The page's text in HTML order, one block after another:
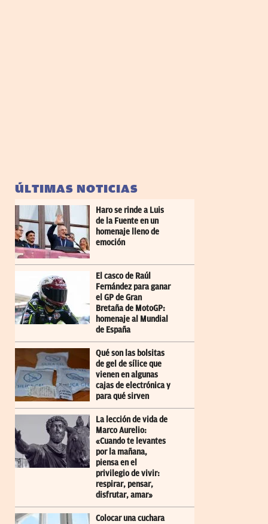
ÚLTIMAS NOTICIAS
Haro se rinde a Luis
de la Fuente en un
homenaje lleno de
emoción
El casco de Raúl
Fernández para ganar
el GP de Gran
Bretaña de MotoGP:
homenaje al Mundial
de España
Qué son las bolsitas
de gel de sílice que
vienen en algunas
cajas de electrónica y
para qué sirven
La lección de vida de
Marco Aurelio:
«Cuando te levantes
por la mañana,
piensa en el
privilegio de vivir:
respirar, pensar,
disfrutar, amar»
Colocar una cuchara